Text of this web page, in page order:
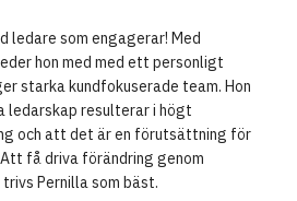
ledare som engagerar! Med
hon med med ett personligt
starka kundfokuserade team. Hon
ledarskap resulterar i högt
och att det är en förutsättning för
få driva förändring genom
Pernilla som bäst.